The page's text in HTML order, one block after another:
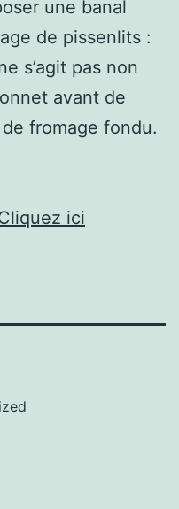
une banal
de pissenlits :
s’agit pas non
avant de
fromage fondu.
ici